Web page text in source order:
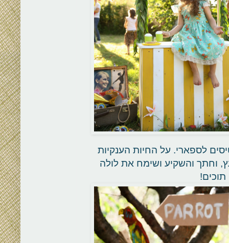
לספארי. על החיות הענקיות
וחתך והשקיע ושימח את לולה
תוכים!